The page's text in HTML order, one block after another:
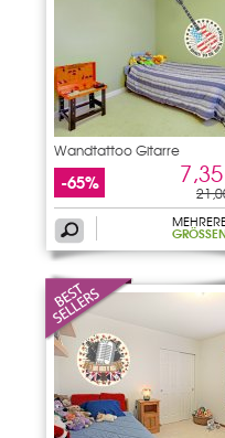
Wandtattoo Gitarre
-65%
GRÖSSEN